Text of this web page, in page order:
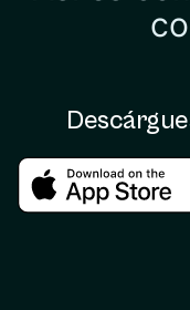
Download in